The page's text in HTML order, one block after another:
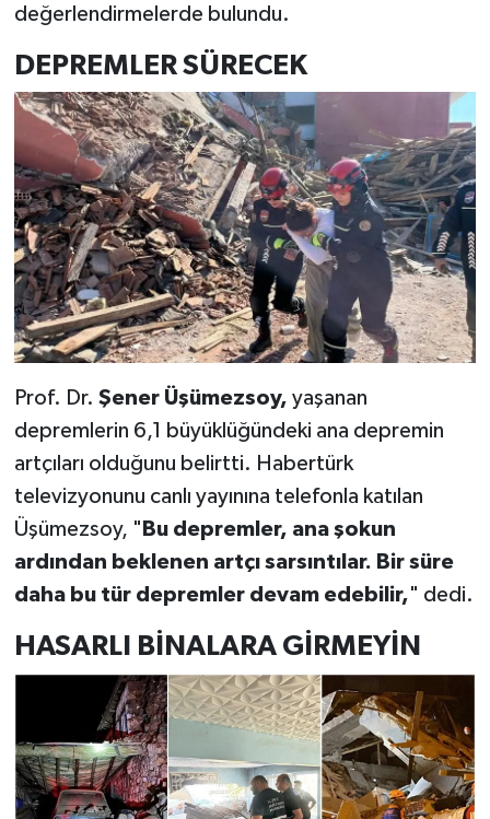
değerlendirmelerde bulundu.
DEPREMLER SÜRECEK
Prof. Dr. Şener Üşümezsoy, yaşanan
depremlerin 6,1 büyüklüğündeki ana depremin
artçıları olduğunu belirtti. Habertürk
televizyonunu canlı yayınına telefonla katılan
Üşümezsoy, " Bu depremler, ana şokun
ardından beklenen artçı sarsıntılar. Bir süre
daha bu tür depremler devam edebilir," dedi.
HASARLI BİNALARA GİRMEYİN